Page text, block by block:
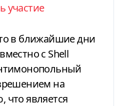
участие
с Shell
на
что является